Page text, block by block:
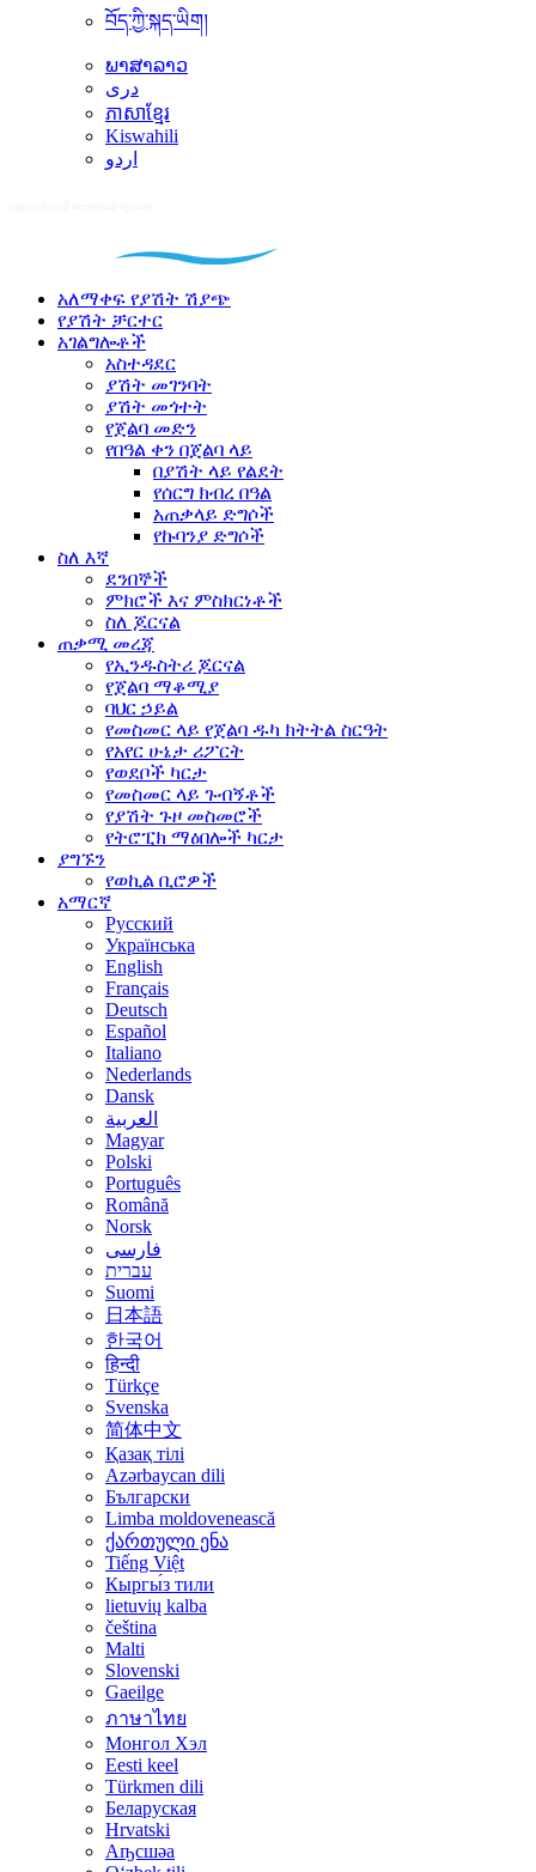
བོད་ཀྱི་སྐད་ཡིག།
ພາສາລາວ
دری
ភាសាខ្មែរ
Kiswahili
اردو
አለማቀፍ የያሽት ሽያጭ
የያሽት ቻርተር
አገልግሎቶች
አስተዳደር
ያሽት መገንባት
ያሽት መጎተት
የጀልባ መድን
የበዓል ቀን በጀልባ ላይ
በያሽት ላይ የልደት
የሰርግ ክብረ በዓል
አጠቃላይ ድግሶች
የኩባንያ ድግሶች
ስለ እኛ
ደንበኞች
ምክሮች እና ምስክርነቶች
ስለ ጆርናል
ጠቃሚ መረጃ
የኢንዱስትሪ ጆርናል
የጀልባ ማቆሚያ
ባህር ኃይል
የመስመር ላይ የጀልባ ዱካ ክትትል ስርዓት
የአየር ሁኔታ ሪፖርት
የወደቦች ካርታ
የመስመር ላይ ጉብኝቶች
የያሽት ጉዞ መስመሮች
የትሮፒክ ማዕበሎች ካርታ
ያግኙን
የወኪል ቢሮዎች
አማርኛ
Русский
Українська
English
Français
Deutsch
Español
Italiano
Nederlands
Dansk
العربية
Magyar
Polski
Português
Română
Norsk
فارسی
עברית
Suomi
日本語
한국어
हिन्दी
Türkçe
Svenska
简体中文
Қазақ тілі
Azərbaycan dili
Български
Limba moldovenească
ქართული ენა
Tiếng Việt
Кыргы́з тили
lietuvių kalba
čeština
Malti
Slovenski
Gaeilge
ภาษาไทย
Монгол Хэл
Eesti keel
Türkmen dili
Беларуская
Hrvatski
Аҧсшәа